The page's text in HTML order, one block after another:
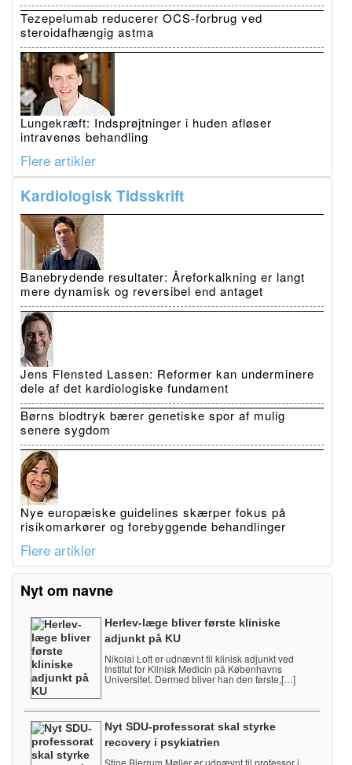
Tezepelumab reducerer OCS-forbrug ved
steroidafhængig astma
Lungekræft: Indsprøjtninger i huden afløser
intravenøs behandling
Flere artikler
Kardiologisk Tidsskrift
Banebrydende resultater: Åreforkalkning er langt
mere dynamisk og reversibel end antaget
Jens Flensted Lassen: Reformer kan underminere
dele af det kardiologiske fundament
Børns blodtryk bærer genetiske spor af mulig
senere sygdom
Nye europæiske guidelines skærper fokus på
risikomarkører og forebyggende behandlinger
Flere artikler
Nyt om navne
Herlev-læge bliver første kliniske
adjunkt på KU
Nikolai Loft er udnævnt til klinisk adjunkt ved
Institut for Klinisk Medicin på Københavns
Universitet. Dermed bliver han den første,[…]
Nyt SDU-professorat skal styrke
recovery i psykiatrien